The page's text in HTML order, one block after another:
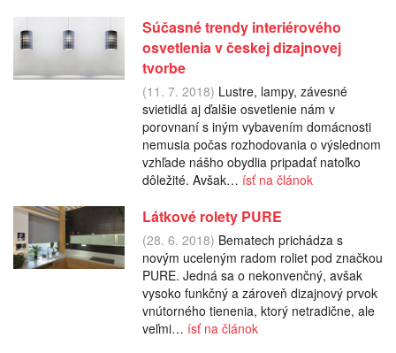
Súčasné trendy interiérového
osvetlenia v českej dizajnovej
tvorbe
(11. 7. 2018) Lustre, lampy, závesné
svietidlá aj ďalšie osvetlenie nám v
porovnaní s iným vybavením domácnosti
nemusia počas rozhodovania o výslednom
vzhľade nášho obydlia pripadať natoľko
dôležité. Avšak… ísť na článok
Látkové rolety PURE
(28. 6. 2018) Bematech prichádza s
novým uceleným radom roliet pod značkou
PURE. Jedná sa o nekonvenčný, avšak
vysoko funkčný a zároveň dizajnový prvok
vnútorného tienenia, ktorý netradične, ale
veľmi… ísť na článok